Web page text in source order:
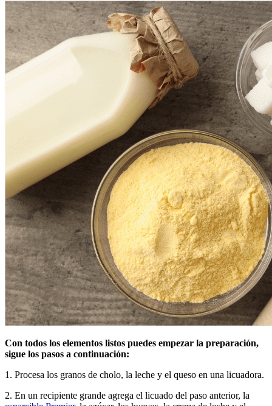
Con todos los elementos listos puedes empezar la preparación,
sigue los pasos a continuación:
1. Procesa los granos de cholo, la leche y el queso en una licuadora.
2. En un recipiente grande agrega el licuado del paso anterior, la